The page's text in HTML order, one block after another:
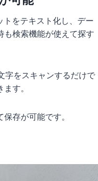
トをテキスト化し、デー
も検索機能が使えて探す
字をスキャンするだけで
す。
存が可能です。